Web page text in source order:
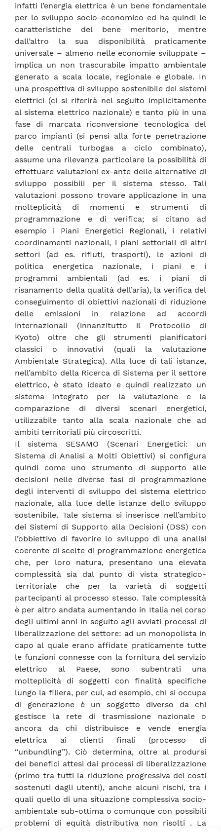
infatti l’energia elettrica è un bene fondamentale
per lo sviluppo socio-economico ed ha quindi le
caratteristiche del bene meritorio, mentre
dall’altro la sua disponibilità praticamente
universale – almeno nelle economie sviluppate –
implica un non trascurabile impatto ambientale
generato a scala locale, regionale e globale. In
una prospettiva di sviluppo sostenibile dei sistemi
elettrici (ci si riferirà nel seguito implicitamente
al sistema elettrico nazionale) e tanto più in una
fase di marcata riconversione tecnologica del
parco impianti (si pensi alla forte penetrazione
delle centrali turbogas a ciclo combinato),
assume una rilevanza particolare la possibilità di
effettuare valutazioni ex-ante delle alternative di
sviluppo possibili per il sistema stesso. Tali
valutazioni possono trovare applicazione in una
molteplicità di momenti e strumenti di
programmazione e di verifica; si citano ad
esempio i Piani Energetici Regionali, i relativi
coordinamenti nazionali, i piani settoriali di altri
settori (ad es. rifiuti, trasporti), le azioni di
politica energetica nazionale, i piani e i
programmi ambientali (ad es. i piani di
risanamento della qualità dell’aria), la verifica del
conseguimento di obiettivi nazionali di riduzione
delle emissioni in relazione ad accordi
internazionali (innanzitutto il Protocollo di
Kyoto) oltre che gli strumenti pianificatori
classici o innovativi (quali la valutazione
Ambientale Strategica). Alla luce di tali istanze,
nell’ambito della Ricerca di Sistema per il settore
elettrico, è stato ideato e quindi realizzato un
sistema integrato per la valutazione e la
comparazione di diversi scenari energetici,
utilizzabile tanto alla scala nazionale che ad
ambiti territoriali più circoscritti.
Il sistema SESAMO (Scenari Energetici: un
Sistema di Analisi a Molti Obiettivi) si configura
quindi come uno strumento di supporto alle
decisioni nelle diverse fasi di programmazione
degli interventi di sviluppo del sistema elettrico
nazionale, alla luce delle istanze dello sviluppo
sostenibile. Tale sistema si inserisce nell’ambito
dei Sistemi di Supporto alla Decisioni (DSS) con
l’obbiettivo di favorire lo sviluppo di una analisi
coerente di scelte di programmazione energetica
che, per loro natura, presentano una elevata
complessità sia dal punto di vista strategico-
territoriale che per la varietà di soggetti
partecipanti al processo stesso. Tale complessità
è per altro andata aumentando in Italia nel corso
degli ultimi anni in seguito agli avviati processi di
liberalizzazione del settore: ad un monopolista in
capo al quale erano affidate praticamente tutte
le funzioni connesse con la fornitura del servizio
elettrico al Paese, sono subentrati una
molteplicità di soggetti con finalità specifiche
lungo la filiera, per cui, ad esempio, chi si occupa
di generazione è un soggetto diverso da chi
gestisce la rete di trasmissione nazionale o
ancora da chi distribuisce e vende energia
elettrica ai clienti finali (processo di
“unbundling”). Ciò determina, oltre al prodursi
dei benefici attesi dai processi di liberalizzazione
(primo tra tutti la riduzione progressiva dei costi
sostenuti dagli utenti), anche alcuni rischi, tra i
quali quello di una situazione complessiva socio-
ambientale sub-ottima o comunque con possibili
problemi di equità distributiva non risolti . La